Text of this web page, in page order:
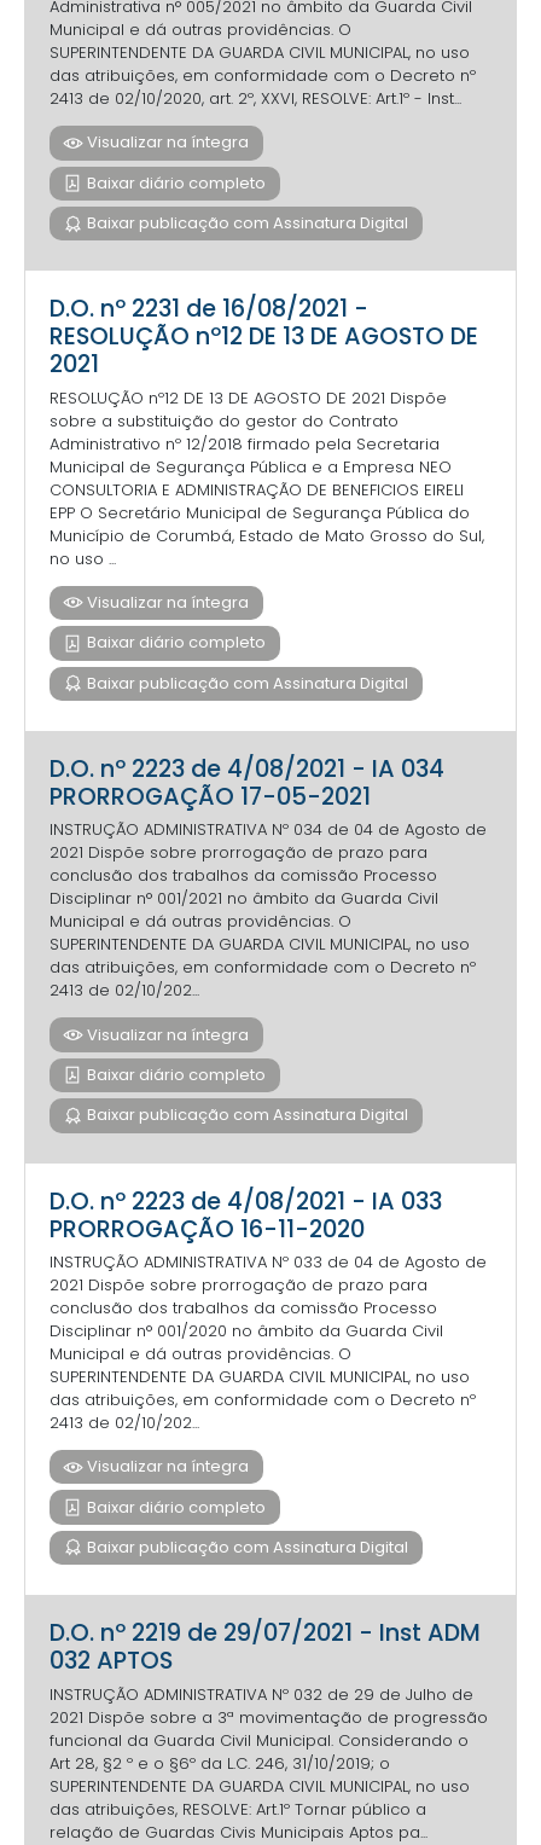
Administrativa n° 005/2021 no âmbito da Guarda Civil
Municipal e dá outras providências. O
SUPERINTENDENTE DA GUARDA CIVIL MUNICIPAL, no uso
das atribuições, em conformidade com o Decreto nº
2413 de 02/10/2020, art. 2º, XXVI, RESOLVE: Art.1º - Inst...
Visualizar na íntegra
Baixar diário completo
Baixar publicação com Assinatura Digital
D.O. nº 2231 de 16/08/2021 -
RESOLUÇÃO nº12 DE 13 DE AGOSTO DE
2021
RESOLUÇÃO nº12 DE 13 DE AGOSTO DE 2021 Dispõe
sobre a substituição do gestor do Contrato
Administrativo nº 12/2018 firmado pela Secretaria
Municipal de Segurança Pública e a Empresa NEO
CONSULTORIA E ADMINISTRAÇÃO DE BENEFICIOS EIRELI
EPP O Secretário Municipal de Segurança Pública do
Município de Corumbá, Estado de Mato Grosso do Sul,
no uso ...
Visualizar na íntegra
Baixar diário completo
Baixar publicação com Assinatura Digital
D.O. nº 2223 de 4/08/2021 - IA 034
PRORROGAÇÃO 17-05-2021
INSTRUÇÃO ADMINISTRATIVA Nº 034 de 04 de Agosto de
2021 Dispõe sobre prorrogação de prazo para
conclusão dos trabalhos da comissão Processo
Disciplinar n° 001/2021 no âmbito da Guarda Civil
Municipal e dá outras providências. O
SUPERINTENDENTE DA GUARDA CIVIL MUNICIPAL, no uso
das atribuições, em conformidade com o Decreto nº
2413 de 02/10/202...
Visualizar na íntegra
Baixar diário completo
Baixar publicação com Assinatura Digital
D.O. nº 2223 de 4/08/2021 - IA 033
PRORROGAÇÃO 16-11-2020
INSTRUÇÃO ADMINISTRATIVA Nº 033 de 04 de Agosto de
2021 Dispõe sobre prorrogação de prazo para
conclusão dos trabalhos da comissão Processo
Disciplinar n° 001/2020 no âmbito da Guarda Civil
Municipal e dá outras providências. O
SUPERINTENDENTE DA GUARDA CIVIL MUNICIPAL, no uso
das atribuições, em conformidade com o Decreto nº
2413 de 02/10/202...
Visualizar na íntegra
Baixar diário completo
Baixar publicação com Assinatura Digital
D.O. nº 2219 de 29/07/2021 - Inst ADM
032 APTOS
INSTRUÇÃO ADMINISTRATIVA Nº 032 de 29 de Julho de
2021 Dispõe sobre a 3ª movimentação de progressão
funcional da Guarda Civil Municipal. Considerando o
Art 28, §2 º e o §6º da L.C. 246, 31/10/2019; o
SUPERINTENDENTE DA GUARDA CIVIL MUNICIPAL, no uso
das atribuições, RESOLVE: Art.1º Tornar público a
relação de Guardas Civis Municipais Aptos pa...